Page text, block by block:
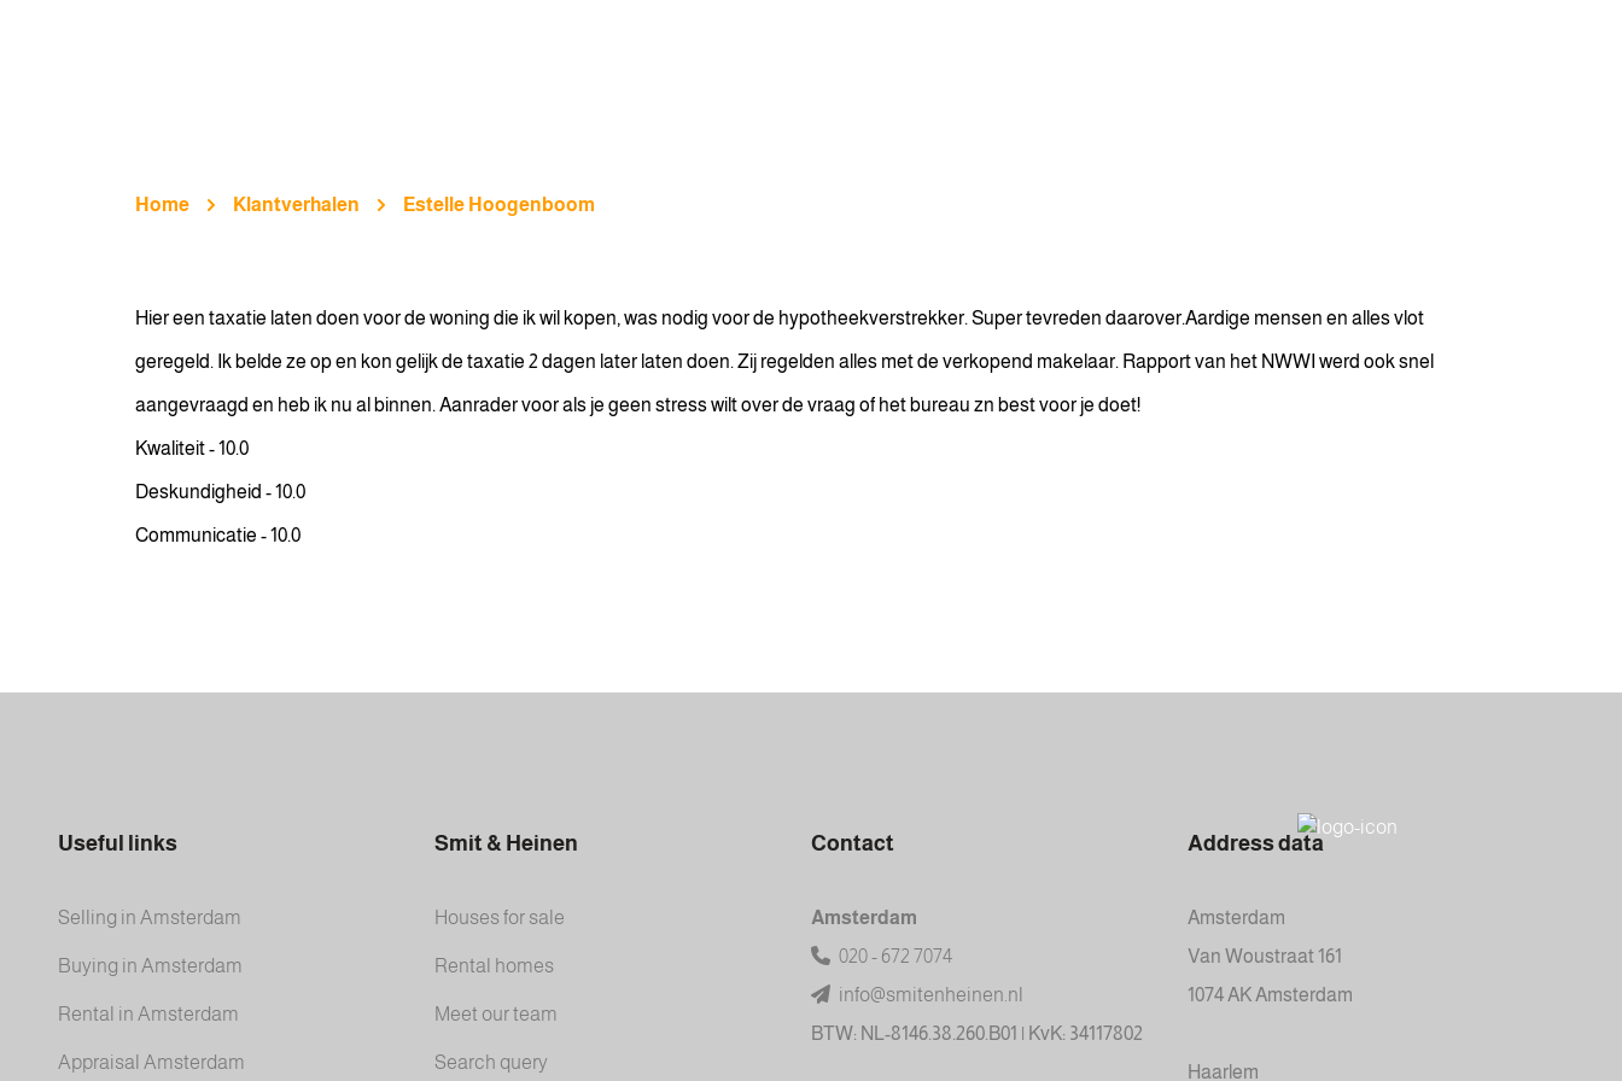
Home Klantverhalen Estelle Hoogenboom
Hier een taxatie laten doen voor de woning die ik wil kopen, was nodig voor de hypotheekverstrekker. Super tevreden daarover.Aardige mensen en alles vlot
geregeld. Ik belde ze op en kon gelijk de taxatie 2 dagen later laten doen. Zij regelden alles met de verkopend makelaar. Rapport van het NWWI werd ook snel
aangevraagd en heb ik nu al binnen. Aanrader voor als je geen stress wilt over de vraag of het bureau zn best voor je doet!
Kwaliteit - 10.0
Deskundigheid - 10.0
Communicatie - 10.0
Useful links
Selling in Amsterdam
Buying in Amsterdam
Rental in Amsterdam
Appraisal Amsterdam
Smit & Heinen
Houses for sale
Rental homes
Meet our team
Search query
Contact
Amsterdam
020 - 672 7074
info@smitenheinen.nl
BTW: NL-8146.38.260.B01 | KvK: 34117802
Address data
Amsterdam
Van Woustraat 161
1074 AK Amsterdam
Haarlem